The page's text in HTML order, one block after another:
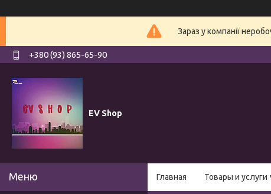
Зараз у компанії
+380 (93) 865-65-90
EV Shop
Главная Товары и услуги